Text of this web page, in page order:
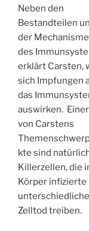
Neben den
Bestandteilen
der
des
erklärt Carsten,
sich Impfungen
das
auswirken. Einer
von Carstens
kte sind
Killerzellen, die
Körper infizierte
Zelltod treiben.